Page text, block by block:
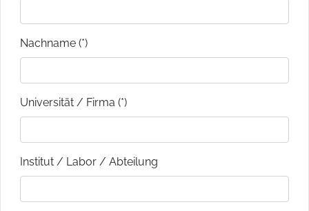
Nachname (*)
Universität / Firma (*)
Institut / Labor / Abteilung